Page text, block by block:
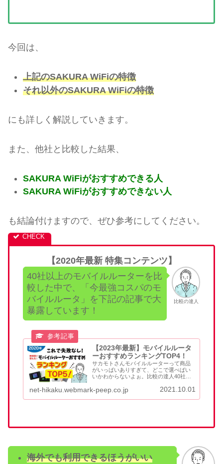
今回は、
上記のSAKURA WiFiの特徴
それ以外のSAKURA WiFiの特徴
にも詳しく解説していきます。
また、他社と比較した結果、
SAKURA WiFiがおすすめできる人
SAKURA WiFiがおすすめできない人
も結論付けますので、ぜひ参考にしてください。
【2020年最新 特集コンテンツ】
比較の達人
40社以上のモバイルルーターを比
較した中で、「今最強コスパのモ
バイルルータ」を下記の記事で大
暴露しています！
【2023年最新】モバイルルータ
ーおすすめランキングTOP4！
サカモトさんモバイルルーターって商品
がいっぱいありすぎて、どこで選べばい
いかわからないよぉ。比較の達人40社以
が厳選したTOP4から選ぶと失敗すること
がありません。この記事では、モバイル
net-hikaku.webmark-peep.co.jp 2021.10.01
海外でも利用できるほうがいい